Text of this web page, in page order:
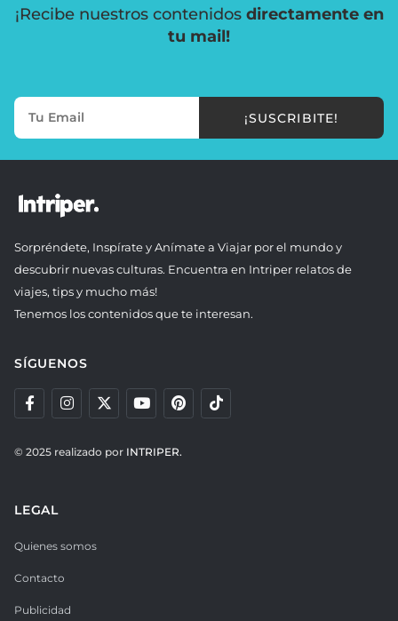
¡Recibe nuestros contenidos directamente en
tu mail!
¡SUSCRIBITE!
Sorpréndete, Inspírate y Anímate a Viajar por el mundo y
descubrir nuevas culturas. Encuentra en Intriper relatos de
viajes, tips y mucho más!
Tenemos los contenidos que te interesan.
SÍGUENOS
© 2025 realizado por INTRIPER.
LEGAL
Quienes somos
Contacto
Publicidad